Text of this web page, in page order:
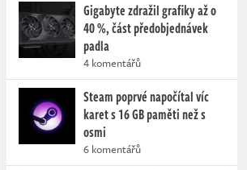
Gigabyte zdražil grafiky až o
40 %, část předobjednávek
padla
4 komentářů
Steam poprvé napočítal víc
karet s 16 GB paměti než s
osmi
6 komentářů